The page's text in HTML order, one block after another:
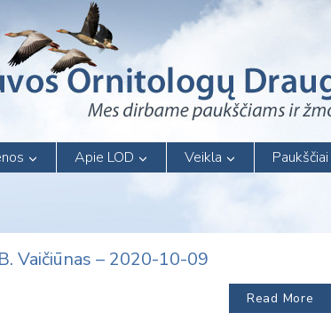
Apie LOD Veikla Paukščiai
B. Vaičiūnas – 2020-10-09
Read More